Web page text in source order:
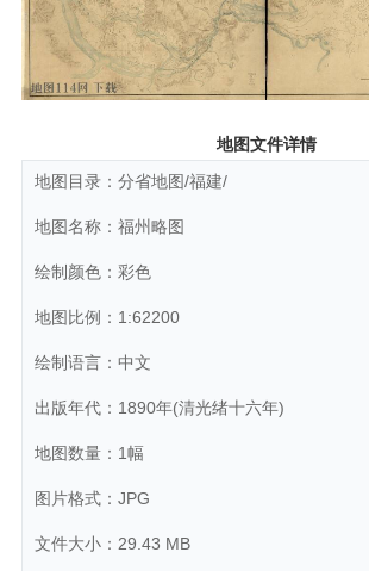
地图文件详情
地图目录：分省地图/福建/
地图名称：福州略图
绘制颜色：彩色
地图比例：1:62200
绘制语言：中文
出版年代：1890年(清光绪十六年)
地图数量：1幅
图片格式：JPG
文件大小：29.43 MB